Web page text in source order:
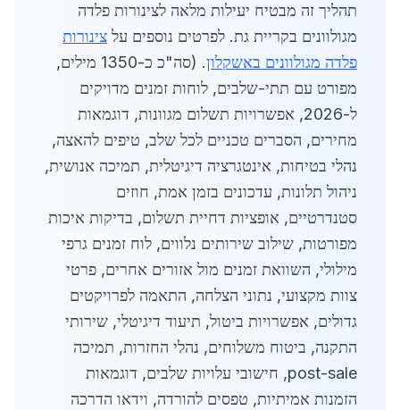
תהליך זה מבטיח יעילות מלאה לצינורות פלדה
מגולוונים בקריית גת. לפרטים נוספים על צינורות
פלדה מגולוונים באשקלון
. (סה"כ כ-1350 מילים,
מפורט עם תתי-שלבים, לוחות זמנים מדויקים
ל-2026, אפשרויות תשלום מגוונות, דוגמאות
מחירים, הסברים טכניים לכל שלב, טיפים להאצה,
נהלי בטיחות, אינטגרציה דיגיטלית, תמיכה אנושית,
ניהול תלונות, עדכונים בזמן אמת, חוזים
סטנדרטיים, אופציות דחיית תשלום, בדיקות איכות
מפורטות, שילוב שירותים נלווים, לוח זמנים גרפי
מילולי, השוואת זמנים מול אזורים אחרים, פרטי
צוות מקצועי, נתוני הצלחה, התאמה לפרויקטים
גדולים, אפשרויות ביטול, תיעוד דיגיטלי, שירותי
התקנה, ביטוח משלוחים, נהלי החזרות, תמיכה
post-sale, חישובי עלויות שלבים, דוגמאות
הזמנות אמיתיות, טפסים להורדה, וידאו הדרכה